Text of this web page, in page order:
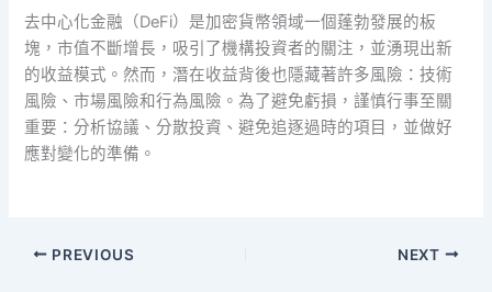
去中心化金融（DeFi）是加密貨幣領域一個蓬勃發展的板
塊，市值不斷增長，吸引了機構投資者的關注，並湧現出新
的收益模式。然而，潛在收益背後也隱藏著許多風險：技術
風險、市場風險和行為風險。為了避免虧損，謹慎行事至關
重要：分析協議、分散投資、避免追逐過時的項目，並做好
應對變化的準備。
PREVIOUS NEXT